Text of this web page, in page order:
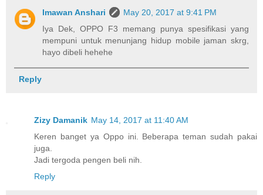
Imawan Anshari
May 20, 2017 at 9:41 PM
Iya Dek, OPPO F3 memang punya spesifikasi yang
mempuni untuk menunjang hidup mobile jaman skrg,
hayo dibeli hehehe
Reply
Zizy Damanik May 14, 2017 at 11:40 AM
Keren banget ya Oppo ini. Beberapa teman sudah pakai
juga.
Jadi tergoda pengen beli nih.
Reply